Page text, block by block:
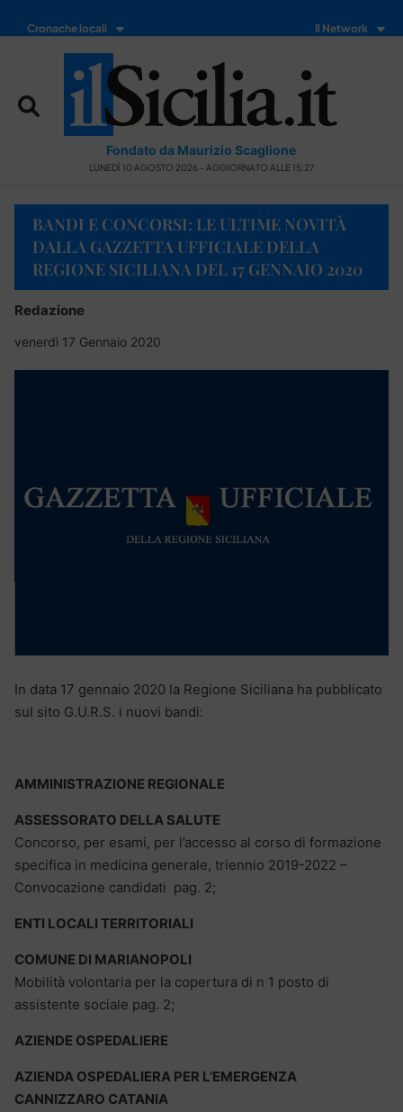
Cronache locali Il Network
Fondato da Maurizio Scaglione
LUNEDÌ 10 AGOSTO 2026 - AGGIORNATO ALLE 15:27
BANDI E CONCORSI: LE ULTIME NOVITÀ
DALLA GAZZETTA UFFICIALE DELLA
REGIONE SICILIANA DEL 17 GENNAIO 2020
Redazione
venerdì 17 Gennaio 2020
In data 17 gennaio 2020 la Regione Siciliana ha pubblicato
sul sito G.U.R.S. i nuovi bandi:
AMMINISTRAZIONE REGIONALE
ASSESSORATO DELLA SALUTE
Concorso, per esami, per l’accesso al corso di formazione
specifica in medicina generale, triennio 2019-2022 –
Convocazione candidati pag. 2;
ENTI LOCALI TERRITORIALI
COMUNE DI MARIANOPOLI
Mobilità volontaria per la copertura di n 1 posto di
assistente sociale pag. 2;
AZIENDE OSPEDALIERE
AZIENDA OSPEDALIERA PER L’EMERGENZA
CANNIZZARO CATANIA